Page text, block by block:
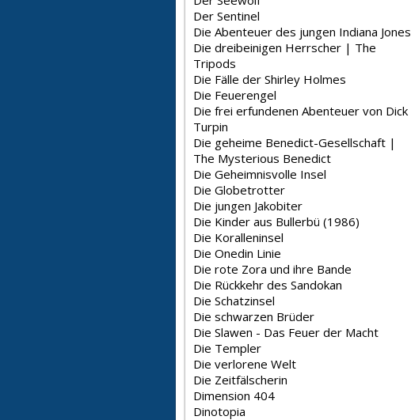
Der Sentinel
Die Abenteuer des jungen Indiana Jones
Die dreibeinigen Herrscher | The
Tripods
Die Fälle der Shirley Holmes
Die Feuerengel
Die frei erfundenen Abenteuer von Dick
Turpin
Die geheime Benedict-Gesellschaft |
The Mysterious Benedict
Die Geheimnisvolle Insel
Die Globetrotter
Die jungen Jakobiter
Die Kinder aus Bullerbü (1986)
Die Koralleninsel
Die Onedin Linie
Die rote Zora und ihre Bande
Die Rückkehr des Sandokan
Die Schatzinsel
Die schwarzen Brüder
Die Slawen - Das Feuer der Macht
Die Templer
Die verlorene Welt
Die Zeitfälscherin
Dimension 404
Dinotopia